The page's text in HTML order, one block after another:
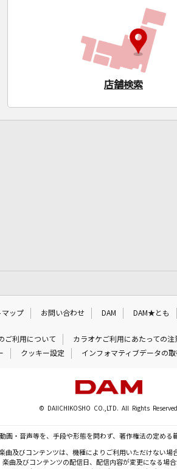
店舗検索
マップ お問い合わせ DAM DAM★とも
ご利用について カラオケご利用にあたっての注
クッキー設定 インフォマティブデータの
© DAIICHIKOSHO CO.,LTD. All Rights
画・音声等を、手段や形態を問わず、著作権法の定め
曲及びコンテンツは、機種によりご利用いただけない場
楽曲及びコンテンツの配信日、配信内容が変更になる場合